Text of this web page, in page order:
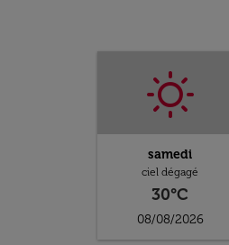
samedi
ciel dégagé
30°C
08/08/2026